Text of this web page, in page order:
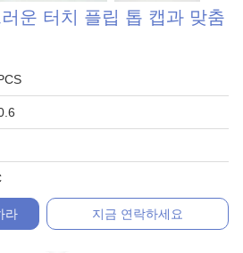
운 터치 플립 톱 캡과 맞춤
라 지금 연락하세요